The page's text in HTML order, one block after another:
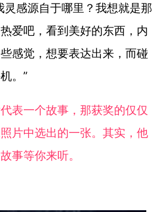
灵感源自于哪里？我想就是那
爱吧，看到美好的东西，内
感觉，想要表达出来，而碰
。”
表一个故事，那获奖的仅仅
片中选出的一张。其实，他
事等你来听。